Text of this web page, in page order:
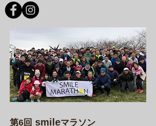
第6回 smileマラソン